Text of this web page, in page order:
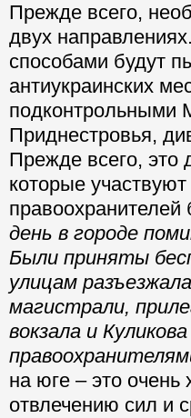
Прежде всего,
двух
способами будут
антиукраинских
подконтрольными
Приднестровья,
Прежде всего, это
которые
день в городе
Были приняты
улицам
магистрали,
вокзала и
на юге – это
отвлечению сил и